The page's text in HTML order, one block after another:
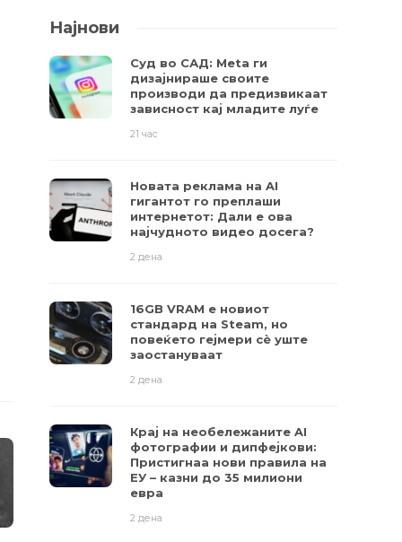
Најнови
Суд во САД: Meta ги
дизајнираше своите
производи да предизвикаат
зависност кај младите луѓе
21 час
Новата реклама на AI
гигантот го преплаши
интернетот: Дали е ова
најчудното видео досега?
2 дена
16GB VRAM е новиот
стандард на Steam, но
повеќето гејмери ​​сè уште
заостануваат
2 дена
Крај на необележаните AI
фотографии и дипфејкови:
Пристигнаа нови правила на
ЕУ – казни до 35 милиони
евра
2 дена